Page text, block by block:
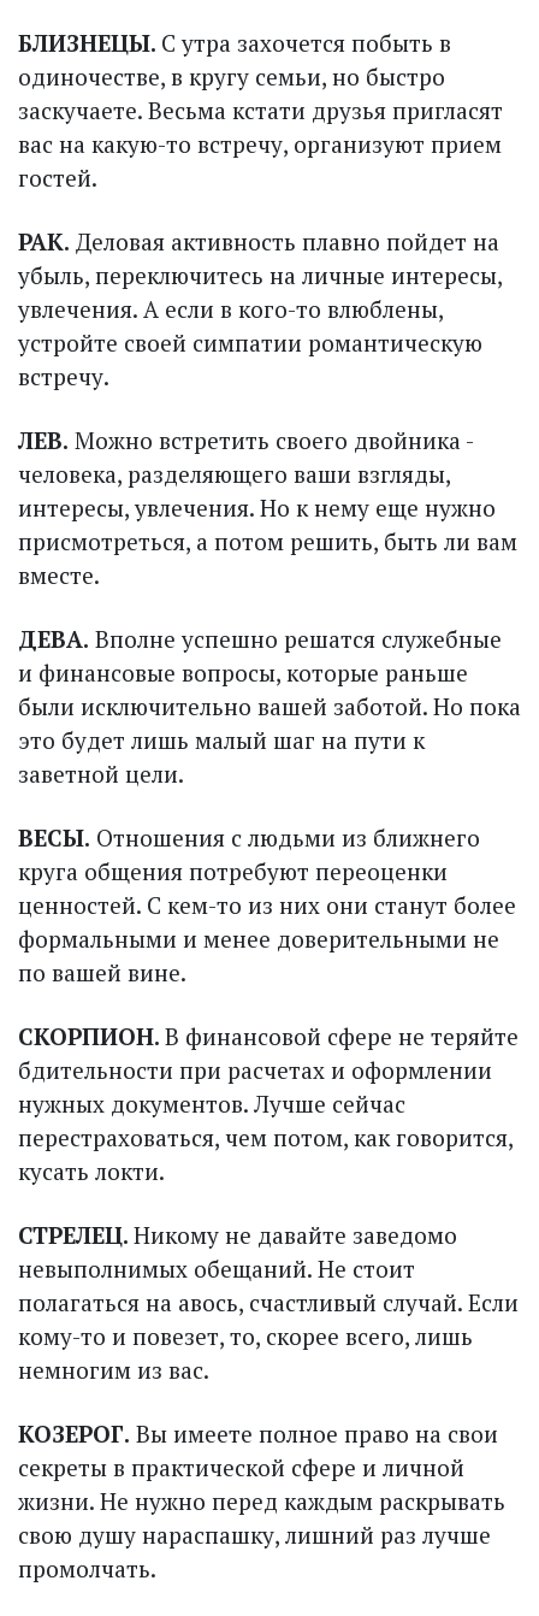
БЛИЗНЕЦЫ. С утра захочется побыть в
одиночестве, в кругу семьи, но быстро
заскучаете. Весьма кстати друзья пригласят
вас на какую-то встречу, организуют прием
гостей.
РАК. Деловая активность плавно пойдет на
убыль, переключитесь на личные интересы,
увлечения. А если в кого-то влюблены,
устройте своей симпатии романтическую
встречу.
ЛЕВ. Можно встретить своего двойника -
человека, разделяющего ваши взгляды,
интересы, увлечения. Но к нему еще нужно
присмотреться, а потом решить, быть ли вам
вместе.
ДЕВА. Вполне успешно решатся служебные
и финансовые вопросы, которые раньше
были исключительно вашей заботой. Но пока
это будет лишь малый шаг на пути к
заветной цели.
ВЕСЫ. Отношения с людьми из ближнего
круга общения потребуют переоценки
ценностей. С кем-то из них они станут более
формальными и менее доверительными не
по вашей вине.
СКОРПИОН. В финансовой сфере не теряйте
бдительности при расчетах и оформлении
нужных документов. Лучше сейчас
перестраховаться, чем потом, как говорится,
кусать локти.
СТРЕЛЕЦ. Никому не давайте заведомо
невыполнимых обещаний. Не стоит
полагаться на авось, счастливый случай. Если
кому-то и повезет, то, скорее всего, лишь
немногим из вас.
КОЗЕРОГ. Вы имеете полное право на свои
секреты в практической сфере и личной
жизни. Не нужно перед каждым раскрывать
свою душу нараспашку, лишний раз лучше
промолчать.